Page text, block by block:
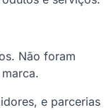
Não foram
e parcerias